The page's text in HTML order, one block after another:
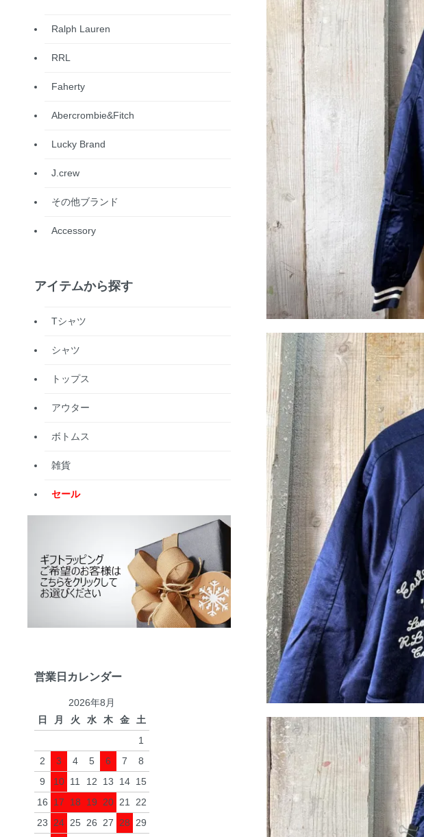
Ralph Lauren
RRL
Faherty
Abercrombie&Fitch
Lucky Brand
J.crew
その他ブランド
Accessory
アイテムから探す
Tシャツ
シャツ
トップス
アウター
ボトムス
雑貨
セール
営業日カレンダー
2026年8月
日
月 火 水 木 金
土
1
2
3 4 5 6 7
8
9
10 11 12 13 14 15
16
17 18 19 20 21
22
23
24 25 26 27 28
29